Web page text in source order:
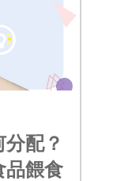
配？
品餵食